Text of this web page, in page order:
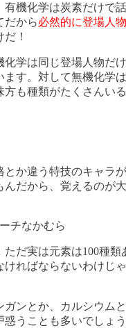
有機化学は炭素だけで
だから必然的に登場人
だ！
化学は同じ登場人物だ
ます。対して無機化学
方も種類がたくさんい
とか違う特技のキャラ
んだから、覚えるのが
チなかむら
だ実は元素は100種類
ければならないわけじ
ガンとか、カルシウム
惑うことも多いでしょ